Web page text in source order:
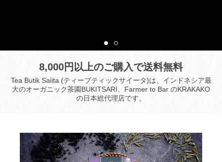
8,000円以上のご購入で送料無料
Tea Butik Saiita (ティーブティックサイータ)は、インドネシア最
大のオーガニック茶園BUKITSARI、Farmer to Bar のKRAKAKO
の日本総代理店です。